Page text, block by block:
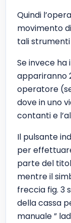
Quindi
movimento
tali
Se invece ha
appariranno
operatore
dove in uno
contanti e
Il pulsante
per
parte del
mentre il
freccia fig. 3
della cassa
manuale ”